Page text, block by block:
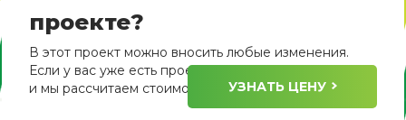
проекте?
В этот проект можно вносить любые изменения.
Если у вас уже есть проект, пришлите его нам
и мы рассчитаем стоимость его изготовления.
УЗНАТЬ ЦЕНУ